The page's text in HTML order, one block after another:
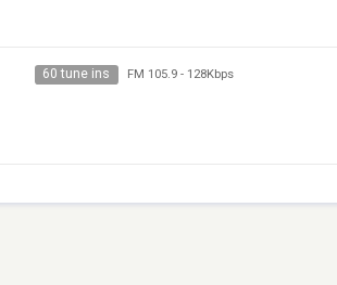
60 tune ins FM 105.9- 128Kbps